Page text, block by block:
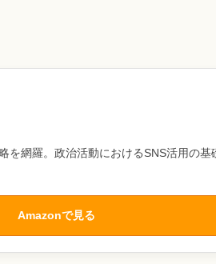
を網羅。政治活動におけるSNS活用の基
Amazonで見る